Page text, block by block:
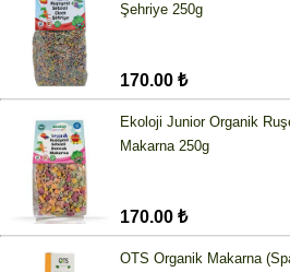
Şehriye 250g
170.00 ₺
Ekoloji Junior Organik
Makarna 250g
170.00 ₺
OTS Organik Makarna